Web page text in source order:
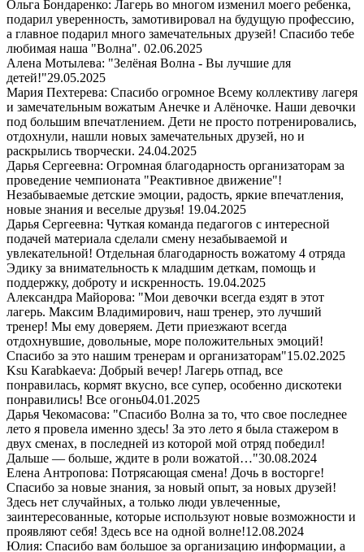
Ольга Бондаренко: Лагерь во многом изменил моего ребенка,
подарил уверенность, замотивировал на будущую профессию,
а главное подарил много замечательных друзей! Спасибо тебе
любимая наша "Волна". 02.06.2025
Алена Мотылева: "Зелёная Волна - Вы лучшие для
детей!"29.05.2025
Мария Пехтерева: Спасибо огромное Всему коллективу лагеря
и замечательным вожатым Анечке и Алёночке. Наши девочки
под большим впечатлением. Дети не просто потренировались,
отдохнули, нашли новых замечательных друзей, но и
раскрылись творчески. 24.04.2025
Дарья Сергеевна: Огромная благодарность организаторам за
проведение чемпионата "Реактивное движение"!
Незабываемые детские эмоции, радость, яркие впечатления,
новые знания и веселые друзья! 19.04.2025
Дарья Сергеевна: Чуткая команда педагогов с интересной
подачей материала сделали смену незабываемой и
увлекательной! Отдельная благодарность вожатому 4 отряда
Эдику за внимательность к младшим деткам, помощь и
поддержку, доброту и искренность. 19.04.2025
Александра Майорова: "Мои девочки всегда ездят в этот
лагерь. Максим Владимирович, наш тренер, это лучший
тренер! Мы ему доверяем. Дети приезжают всегда
отдохнувшие, довольные, море положительных эмоций!
Спасибо за это нашим тренерам и организаторам"15.02.2025
Ksu Karabkaeva: Добрый вечер! Лагерь отпад, все
понравилась, кормят вкусно, все супер, особенно дискотеки
понравились! Все огонь04.01.2025
Дарья Чекомасова: "Спасибо Волна за то, что свое последнее
лето я провела именно здесь! За это лето я была стажером в
двух сменах, в последней из которой мой отряд победил!
Дальше — больше, ждите в роли вожатой…"30.08.2024
Елена Антропова: Потрясающая смена! Дочь в восторге!
Спасибо за новые знания, за новый опыт, за новых друзей!
Здесь нет случайных, а только люди увлеченные,
заинтересованные, которые используют новые возможности и
проявляют себя! Здесь все на одной волне!12.08.2024
Юлия: Спасибо вам большое за организацию информации, а